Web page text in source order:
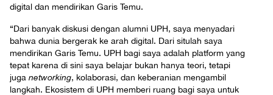
digital dan mendirikan Garis Temu.
“Dari banyak diskusi dengan alumni UPH, saya menyadari
bahwa dunia bergerak ke arah digital. Dari situlah saya
mendirikan Garis Temu. UPH bagi saya adalah platform yang
tepat karena di sini saya belajar bukan hanya teori, tetapi
juga networking, kolaborasi, dan keberanian mengambil
langkah. Ekosistem di UPH memberi ruang bagi saya untuk